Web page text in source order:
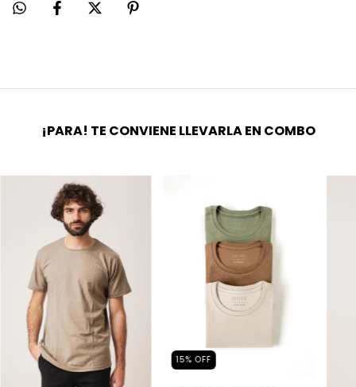
¡PARA! TE CONVIENE LLEVARLA EN COMBO
15%OFF